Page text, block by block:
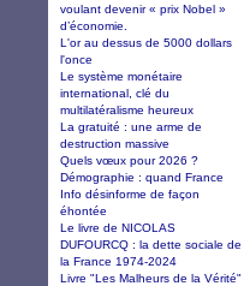
voulant devenir « prix Nobel »
d’économie.
L'or au dessus de 5000 dollars
l'once
Le système monétaire
international, clé du
multilatéralisme heureux
La gratuité : une arme de
destruction massive
Quels vœux pour 2026 ?
Démographie : quand France
Info désinforme de façon
éhontée
Le livre de NICOLAS
DUFOURCQ : la dette sociale de
la France 1974-2024
Livre "Les Malheurs de la Vérité"